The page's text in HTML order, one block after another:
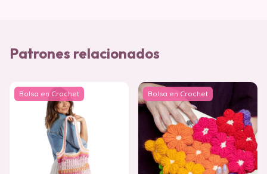
Patrones relacionados
Bolsa en Crochet Bolsa en Crochet